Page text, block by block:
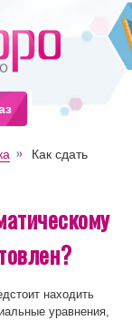
Как сдать
находить
уравнения,